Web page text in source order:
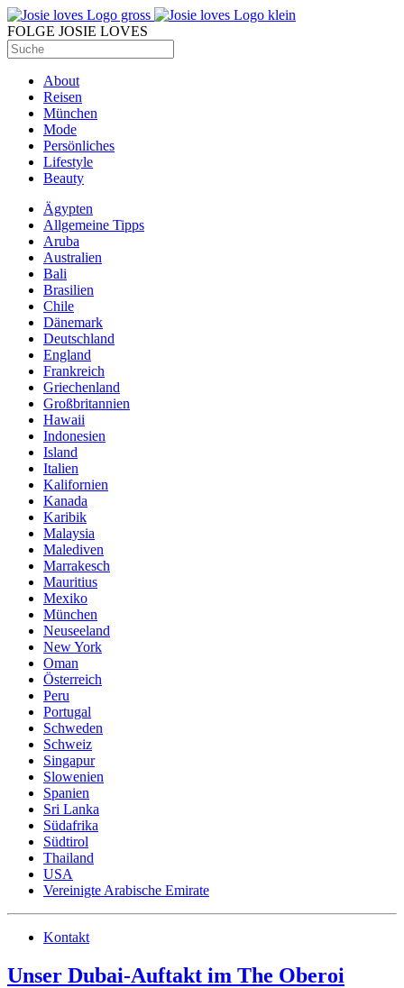
FOLGE JOSIE LOVES
About
Reisen
München
Mode
Persönliches
Lifestyle
Beauty
Ägypten
Allgemeine Tipps
Aruba
Australien
Bali
Brasilien
Chile
Dänemark
Deutschland
England
Frankreich
Griechenland
Großbritannien
Hawaii
Indonesien
Island
Italien
Kalifornien
Kanada
Karibik
Malaysia
Malediven
Marrakesch
Mauritius
Mexiko
München
Neuseeland
New York
Oman
Österreich
Peru
Portugal
Schweden
Schweiz
Singapur
Slowenien
Spanien
Sri Lanka
Südafrika
Südtirol
Thailand
USA
Vereinigte Arabische Emirate
Kontakt
Unser Dubai-Auftakt im The Oberoi